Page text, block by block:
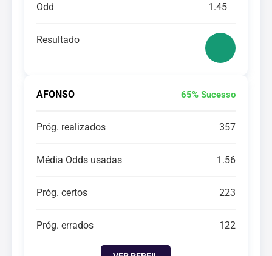
Odd 1.45
Resultado
AFONSO 65% Sucesso
Próg. realizados 357
Média Odds usadas 1.56
Próg. certos 223
Próg. errados 122